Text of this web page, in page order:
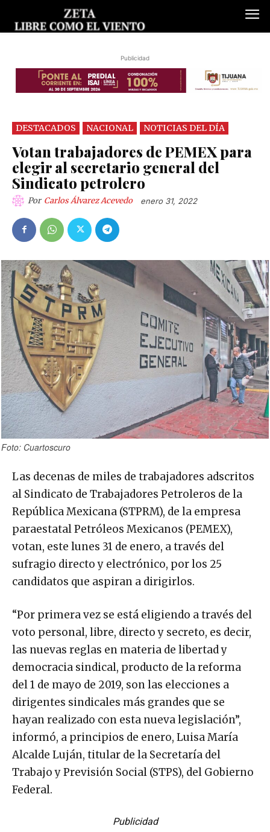
Publicidad
DESTACADOS NACIONAL NOTICIAS DEL DÍA
Votan trabajadores de PEMEX para
elegir al secretario general del
Sindicato petrolero
Por Carlos Álvarez Acevedo enero 31, 2022
Foto: Cuartoscuro
Las decenas de miles de trabajadores adscritos
al Sindicato de Trabajadores Petroleros de la
República Mexicana (STPRM), de la empresa
paraestatal Petróleos Mexicanos (PEMEX),
votan, este lunes 31 de enero, a través del
sufragio directo y electrónico, por los 25
candidatos que aspiran a dirigirlos.
“Por primera vez se está eligiendo a través del
voto personal, libre, directo y secreto, es decir,
las nuevas reglas en materia de libertad y
democracia sindical, producto de la reforma
del 1 de mayo de 2019, son las elecciones a
dirigentes sindicales más grandes que se
hayan realizado con esta nueva legislación”,
informó, a principios de enero, Luisa María
Alcalde Luján, titular de la Secretaría del
Trabajo y Previsión Social (STPS), del Gobierno
Federal.
Publicidad